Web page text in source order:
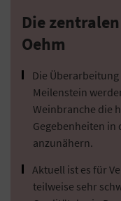
Die
Oehm
Die
Meilenstein
Weinbranche die
Gegebenheiten in
anzunähern.
Aktuell ist es für
teilweise sehr